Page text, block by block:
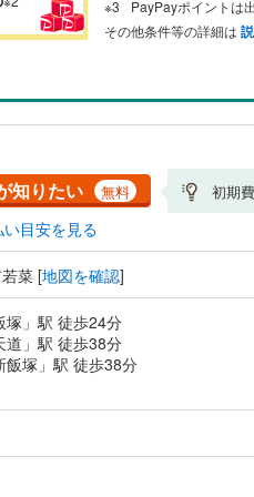
PayPayポイントは
その他条件等の詳細は
知りたい 無料 初期
目安を見る
菜 [地図を確認]
塚」駅 徒歩24分
道」駅 徒歩38分
飯塚」駅 徒歩38分